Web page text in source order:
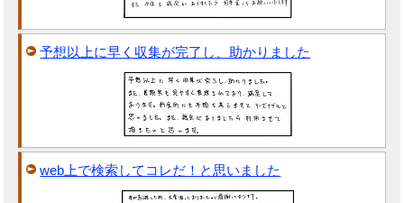
予想以上に早く収集が完了し、助かりました
web上で検索してコレだ！と思いました